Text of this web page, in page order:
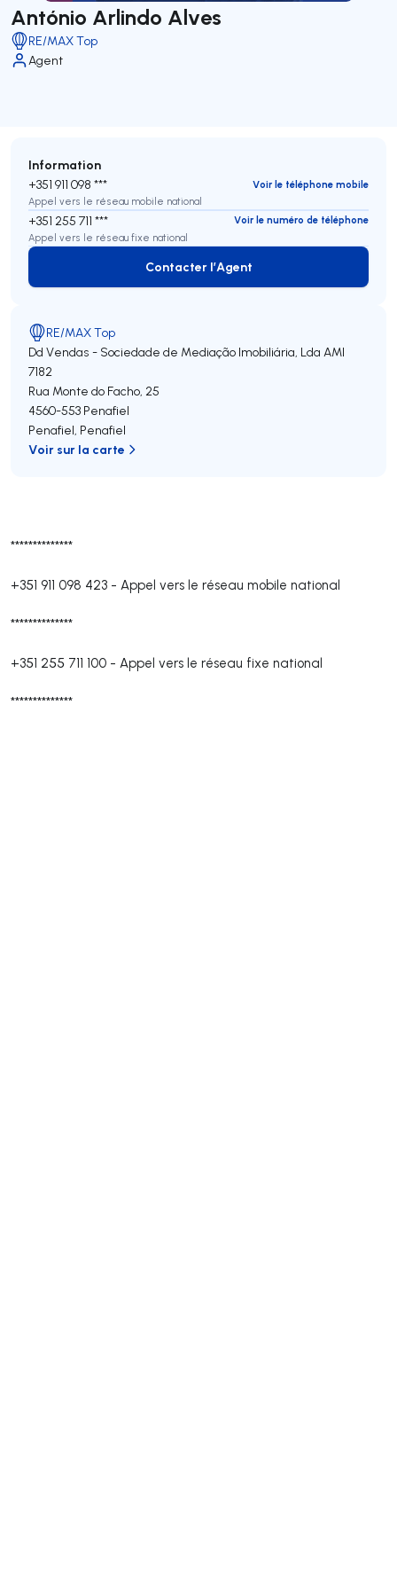
António Arlindo Alves
RE/MAX Top
Agent
**************
+351 911 098 423 - Appel vers le réseau mobile national
**************
+351 255 711 100 - Appel vers le réseau fixe national
**************
Information
+351 911 098 ***
Voir le téléphone mobile
Appel vers le réseau mobile national
+351 255 711 ***
Voir le numéro de téléphone
Appel vers le réseau fixe national
Contacter l’Agent
Contacter l’Agent
RE/MAX Top
Dd Vendas - Sociedade de Mediação Imobiliária, Lda AMI
7182
Rua Monte do Facho, 25
4560-553 Penafiel
Penafiel, Penafiel
Voir sur la carte